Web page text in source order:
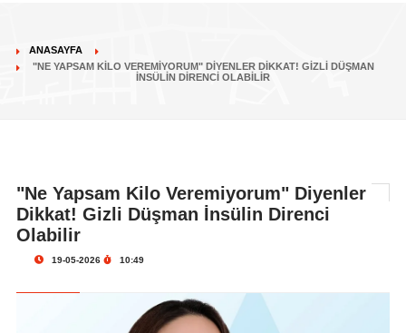
ANASAYFA
"NE YAPSAM KILO VEREMIYORUM" DIYENLER DIKKAT! GIZLI DÜŞMAN
İNSÜLIN DIRENCI OLABILIR
"Ne Yapsam Kilo Veremiyorum" Diyenler
Dikkat! Gizli Düşman İnsülin Direnci
Olabilir
19-05-2026 10:49